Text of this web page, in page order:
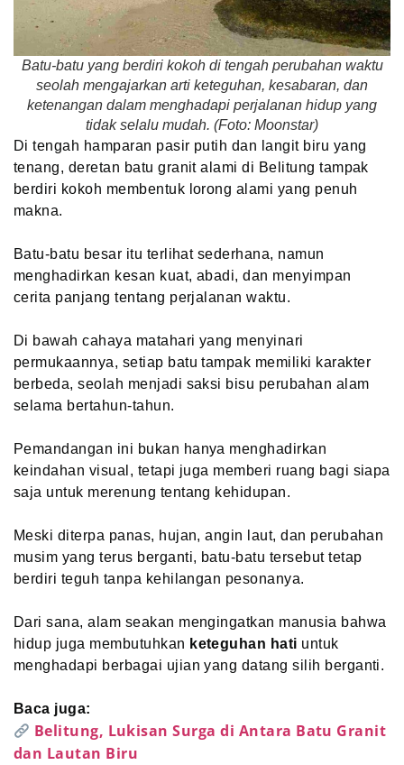
Batu-batu yang berdiri kokoh di tengah perubahan waktu
seolah mengajarkan arti keteguhan, kesabaran, dan
ketenangan dalam menghadapi perjalanan hidup yang
tidak selalu mudah. (Foto: Moonstar)
Di tengah hamparan pasir putih dan langit biru yang
tenang, deretan batu granit alami di Belitung tampak
berdiri kokoh membentuk lorong alami yang penuh
makna.
Batu-batu besar itu terlihat sederhana, namun
menghadirkan kesan kuat, abadi, dan menyimpan
cerita panjang tentang perjalanan waktu.
Di bawah cahaya matahari yang menyinari
permukaannya, setiap batu tampak memiliki karakter
berbeda, seolah menjadi saksi bisu perubahan alam
selama bertahun-tahun.
Pemandangan ini bukan hanya menghadirkan
keindahan visual, tetapi juga memberi ruang bagi siapa
saja untuk merenung tentang kehidupan.
Meski diterpa panas, hujan, angin laut, dan perubahan
musim yang terus berganti, batu-batu tersebut tetap
berdiri teguh tanpa kehilangan pesonanya.
Dari sana, alam seakan mengingatkan manusia bahwa
hidup juga membutuhkan keteguhan hati untuk
menghadapi berbagai ujian yang datang silih berganti.
Baca juga:
Belitung, Lukisan Surga di Antara Batu Granit
dan Lautan Biru